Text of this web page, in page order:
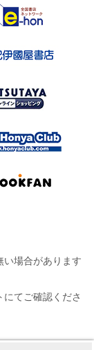
場合があります
てご確認くださ